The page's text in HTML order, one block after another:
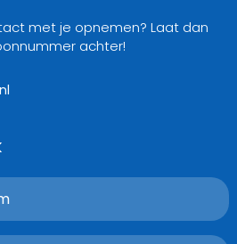
met je opnemen? Laat dan
achter!